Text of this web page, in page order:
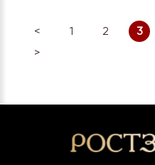
< 1 2 3
>